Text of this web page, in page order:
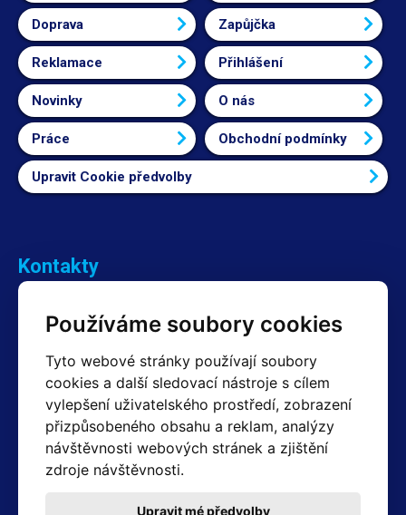
Používáme soubory cookies
Tyto webové stránky používají soubory
cookies a další sledovací nástroje s cílem
vylepšení uživatelského prostředí, zobrazení
přizpůsobeného obsahu a reklam, analýzy
návštěvnosti webových stránek a zjištění
zdroje návštěvnosti.
Upravit mé předvolby
Doprava Zapůjčka
Reklamace Přihlášení
Novinky O nás
Práce Obchodní podmínky
Upravit Cookie předvolby
Kontakty
+420 603 357 606 +420 605 234 204
Fakturační a expediční oddělení
+420 605 259 759 (Po–Pá: 7:30 – 15:00)
Technické oddělení
+420 603 355 085 (Po–Pá: 8:00 – 16:00)
servis@hotair.cz